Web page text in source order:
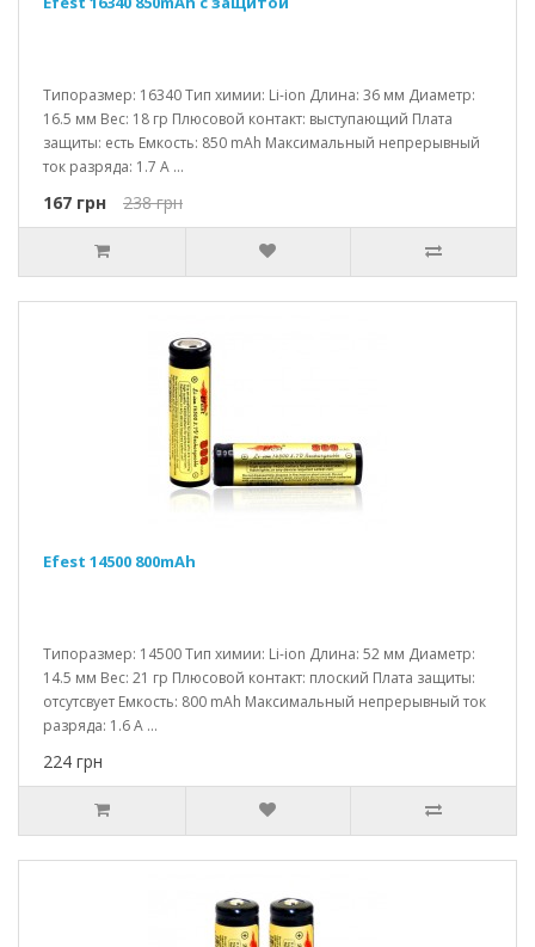
Типоразмер: 16340 Тип химии: Li-ion Длина: 36 мм Диаметр:
16.5 мм Вес: 18 гр Плюсовой контакт: выступающий Плата
защиты: есть Емкость: 850 mAh Максимальный непрерывный
ток разряда: 1.7 A ...
167 грн 238 грн
Efest 14500 800mAh
Типоразмер: 14500 Тип химии: Li-ion Длина: 52 мм Диаметр:
14.5 мм Вес: 21 гр Плюсовой контакт: плоский Плата защиты:
отсутсвует Емкость: 800 mAh Максимальный непрерывный ток
разряда: 1.6 A ...
224 грн